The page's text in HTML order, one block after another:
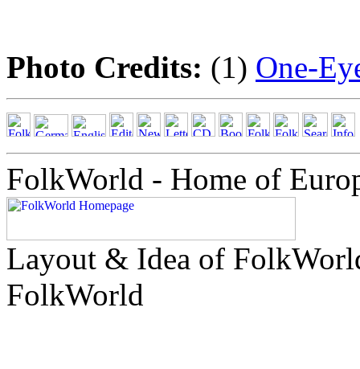
Photo Credits: (1) One-
FolkWorld - Home of
Layout & Idea of
FolkWorld